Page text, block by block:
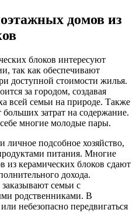
домов из
блоков интересуют
так как обеспечивают
доступной стоимости жилья.
за городом, создавая
всей семьи на природе. Также
затрат на содержание.
многие молодые пары.
подсобное хозяйство,
питания. Многие
из керамических блоков сдают
дохода.
семьи с
родственниками. В
небезопасно передвигаться